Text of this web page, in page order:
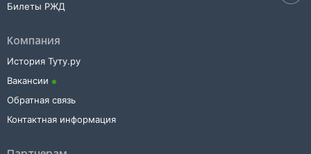
Билеты РЖД
Компания
История Туту.ру
Вакансии
Обратная связь
Контактная информация